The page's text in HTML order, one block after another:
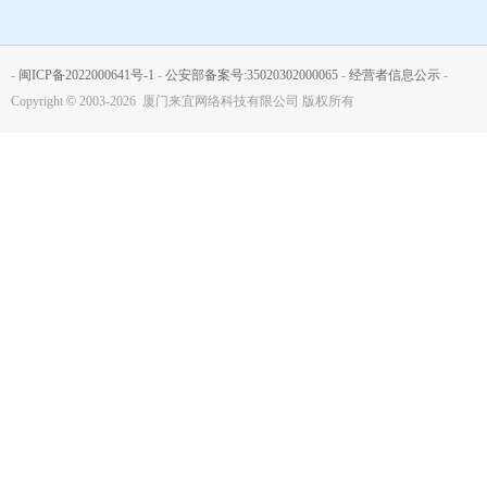
- 闽ICP备2022000641号-1 - 公安部备案号:35020302000065 - 经营者信息公示 -
Copyright © 2003-2026 厦门来宜网络科技有限公司 版权所有